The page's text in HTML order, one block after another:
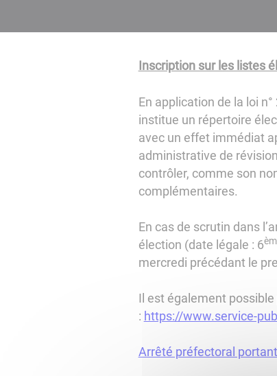
Inscription sur les listes
En application de la loi
institue un répertoire
avec un effet immédiat
administrative de
contrôler, comme son
complémentaires.
En cas de scrutin dans
élection (date légale : 6
mercredi précédant le
Il est également
: https://www.service-
Arrêté préfectoral